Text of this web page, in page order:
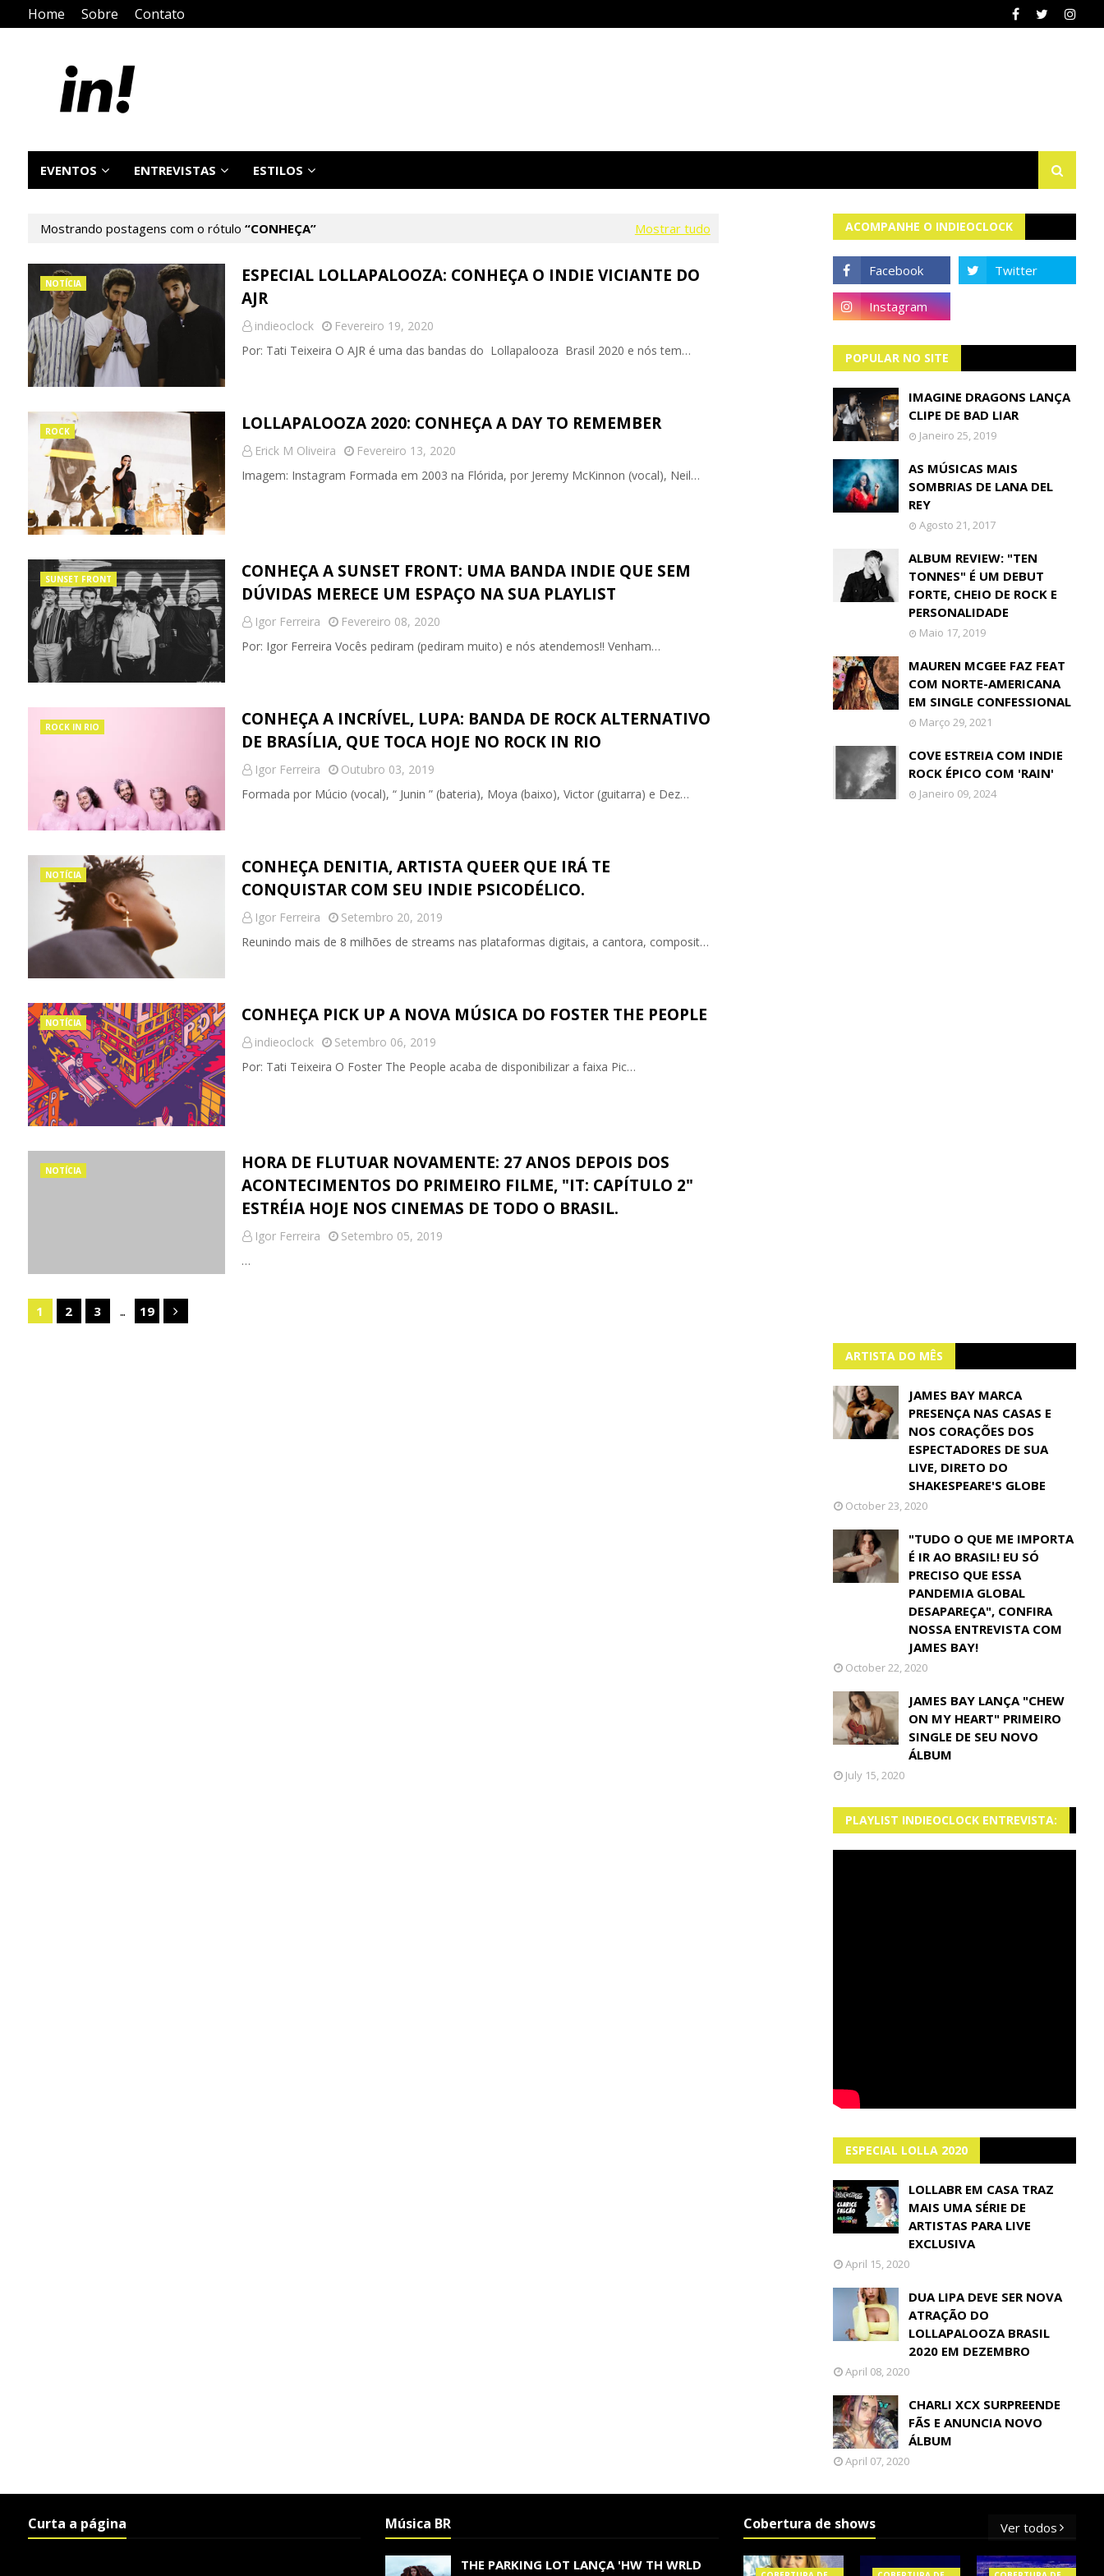
Home Sobre Contato
EVENTOS ENTREVISTAS ESTILOS
Mostrando postagens com o rótulo CONHEÇA Mostrar tudo
NOTÍCIA
ESPECIAL LOLLAPALOOZA: CONHEÇA O INDIE VICIANTE DO
AJR
indieoclock
Fevereiro 19, 2020
Por: Tati Teixeira O AJR é uma das bandas do Lollapalooza Brasil 2020 e nós tem…
ROCK LOLLAPALOOZA 2020: CONHEÇA A DAY TO REMEMBER
Erick M Oliveira
Fevereiro 13, 2020
Imagem: Instagram Formada em 2003 na Flórida, por Jeremy McKinnon (vocal), Neil…
SUNSET FRONT
CONHEÇA A SUNSET FRONT: UMA BANDA INDIE QUE SEM
DÚVIDAS MERECE UM ESPAÇO NA SUA PLAYLIST
Igor Ferreira
Fevereiro 08, 2020
Por: Igor Ferreira Vocês pediram (pediram muito) e nós atendemos!! Venham…
ROCK IN RIO
CONHEÇA A INCRÍVEL, LUPA: BANDA DE ROCK ALTERNATIVO
DE BRASÍLIA, QUE TOCA HOJE NO ROCK IN RIO
Igor Ferreira
Outubro 03, 2019
Formada por Múcio (vocal), “ Junin ” (bateria), Moya (baixo), Victor (guitarra) e Dez…
NOTÍCIA
CONHEÇA DENITIA, ARTISTA QUEER QUE IRÁ TE
CONQUISTAR COM SEU INDIE PSICODÉLICO.
Igor Ferreira
Setembro 20, 2019
Reunindo mais de 8 milhões de streams nas plataformas digitais, a cantora, composit…
NOTÍCIA CONHEÇA PICK UP A NOVA MÚSICA DO FOSTER THE PEOPLE
indieoclock
Setembro 06, 2019
Por: Tati Teixeira O Foster The People acaba de disponibilizar a faixa Pic…
NOTÍCIA
HORA DE FLUTUAR NOVAMENTE: 27 ANOS DEPOIS DOS
ACONTECIMENTOS DO PRIMEIRO FILME, "IT: CAPÍTULO 2"
ESTRÉIA HOJE NOS CINEMAS DE TODO O BRASIL.
Igor Ferreira
Setembro 05, 2019
…
1 2 3 ... 19
ACOMPANHE O INDIEOCLOCK
POPULAR NO SITE
IMAGINE DRAGONS LANÇA
CLIPE DE BAD LIAR
Janeiro 25, 2019
AS MÚSICAS MAIS
SOMBRIAS DE LANA DEL
REY
Agosto 21, 2017
ALBUM REVIEW: "TEN
TONNES" É UM DEBUT
FORTE, CHEIO DE ROCK E
PERSONALIDADE
Maio 17, 2019
MAUREN MCGEE FAZ FEAT
COM NORTE-AMERICANA
EM SINGLE CONFESSIONAL
Março 29, 2021
COVE ESTREIA COM INDIE
ROCK ÉPICO COM 'RAIN'
Janeiro 09, 2024
ARTISTA DO MÊS
JAMES BAY MARCA
PRESENÇA NAS CASAS E
NOS CORAÇÕES DOS
ESPECTADORES DE SUA
LIVE, DIRETO DO
SHAKESPEARE'S GLOBE
October 23, 2020
"TUDO O QUE ME IMPORTA
É IR AO BRASIL! EU SÓ
PRECISO QUE ESSA
PANDEMIA GLOBAL
DESAPAREÇA", CONFIRA
NOSSA ENTREVISTA COM
JAMES BAY!
October 22, 2020
JAMES BAY LANÇA "CHEW
ON MY HEART" PRIMEIRO
SINGLE DE SEU NOVO
ÁLBUM
July 15, 2020
PLAYLIST INDIEOCLOCK ENTREVISTA:
ESPECIAL LOLLA 2020
LOLLABR EM CASA TRAZ
MAIS UMA SÉRIE DE
ARTISTAS PARA LIVE
EXCLUSIVA
April 15, 2020
DUA LIPA DEVE SER NOVA
ATRAÇÃO DO
LOLLAPALOOZA BRASIL
2020 EM DEZEMBRO
April 08, 2020
CHARLI XCX SURPREENDE
FÃS E ANUNCIA NOVO
ÁLBUM
April 07, 2020
Curta a página Música BR
THE PARKING LOT LANÇA 'HW TH WRLD
Cobertura de shows Ver todos